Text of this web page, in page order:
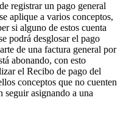
registrar un pago general
aplique a varios conceptos,
si alguno de estos cuenta
podrá desglosar el pago
de una factura general por
abonando, con esto
el Recibo de pago del
conceptos que no cuenten
seguir asignando a una